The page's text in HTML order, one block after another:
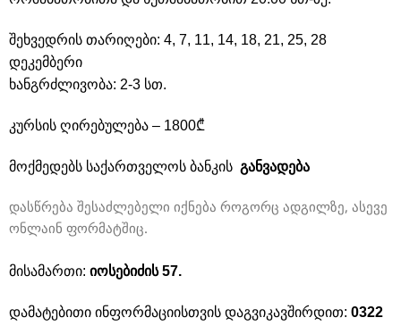
შეხვედრის თარიღები: 4, 7, 11, 14, 18, 21, 25, 28
დეკემბერი
ხანგრძლივობა: 2-3 სთ.
კურსის ღირებულება – 1800₾
მოქმედებს საქართველოს ბანკის განვადება
დასწრება შესაძლებელი იქნება როგორც ადგილზე, ასევე
ონლაინ ფორმატშიც.
მისამართი: იოსებიძის 57.
დამატებითი ინფორმაციისთვის დაგვიკავშირდით: 0322